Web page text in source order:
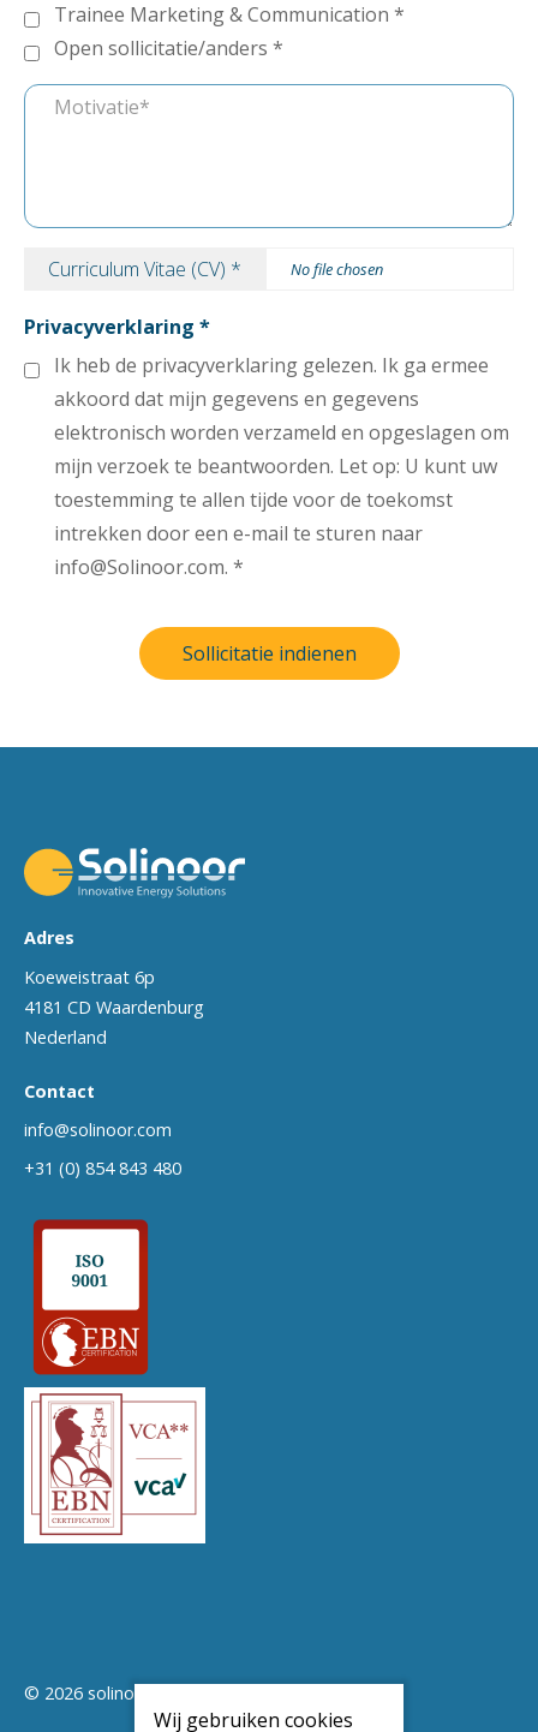
Trainee Marketing & Communication
Open sollicitatie/anders
Curriculum Vitae (CV) No file chosen
Privacyverklaring
Ik heb de privacyverklaring gelezen. Ik ga ermee
akkoord dat mijn gegevens en gegevens
elektronisch worden verzameld en opgeslagen om
mijn verzoek te beantwoorden. Let op: U kunt uw
toestemming te allen tijde voor de toekomst
intrekken door een e-mail te sturen naar
info@Solinoor.com.
Adres
Koeweistraat 6p
4181 CD Waardenburg
Nederland
Contact
info@solinoor.com
+31 (0) 854 843 480
© 2026 solinoor
Wij gebruiken cookies